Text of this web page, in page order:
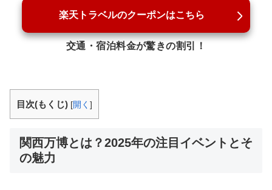
楽天トラベルのクーポンはこちら
交通・宿泊料金が驚きの割引！
目次(もくじ) [開く ]
関西万博とは？2025年の注目イベントとそ
の魅力